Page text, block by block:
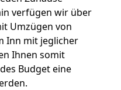
verfügen wir über
Umzügen von
Inn mit jeglicher
Ihnen somit
Budget eine